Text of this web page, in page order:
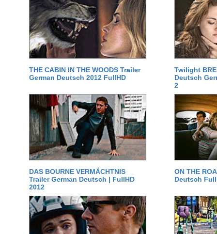
THE CABIN IN THE WOODS Trailer
German Deutsch 2012 FullHD
Twilight
Deutsch
2
DAS BOURNE VERMÄCHTNIS
Trailer German Deutsch | FullHD
2012
ON THE
Deutsch